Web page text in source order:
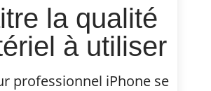
la qualité
à utiliser
professionnel iPhone se